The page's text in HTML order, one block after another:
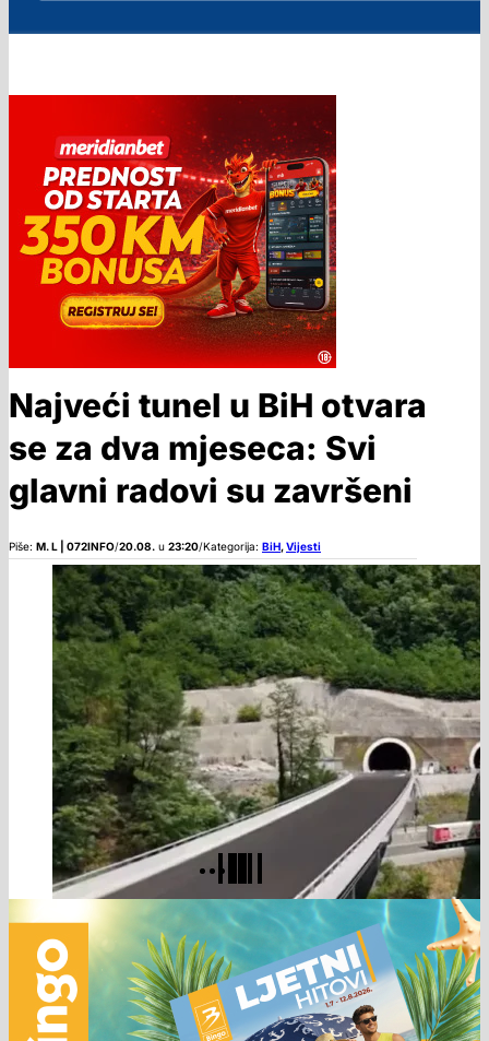
Najveći tunel u BiH otvara
se za dva mjeseca: Svi
glavni radovi su završeni
Piše: M. L | 072INFO/20.08. u 23:20/Kategorija: BiH,Vijesti